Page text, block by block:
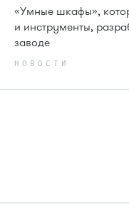
«Умные шкафы»,
и инструменты,
заводе
НОВОСТИ